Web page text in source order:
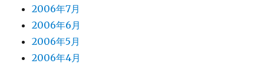
2006年7月
2006年6月
2006年5月
2006年4月